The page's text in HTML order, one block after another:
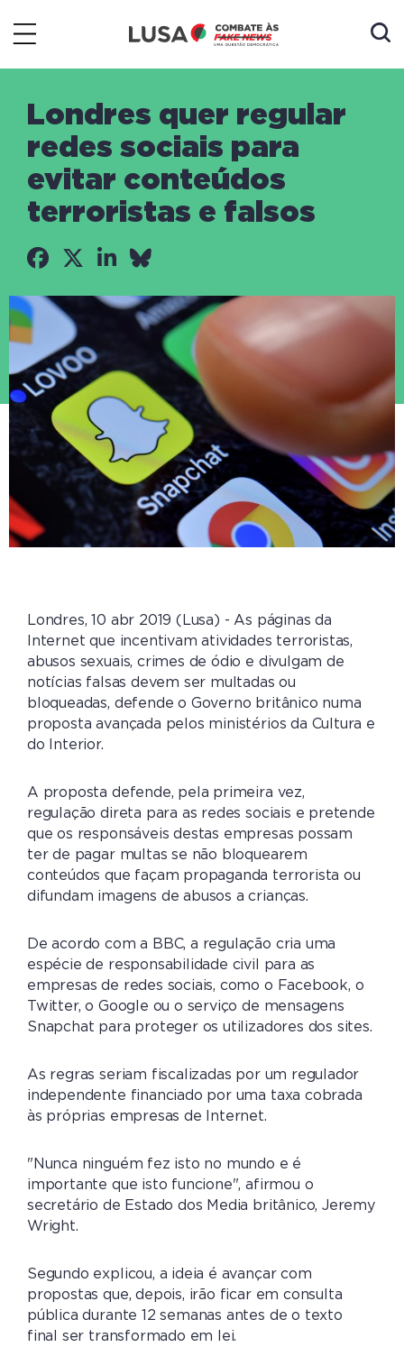
Londres quer regular
redes sociais para
evitar conteúdos
terroristas e falsos
Londres, 10 abr 2019 (Lusa) - As páginas da
Internet que incentivam atividades terroristas,
abusos sexuais, crimes de ódio e divulgam de
notícias falsas devem ser multadas ou
bloqueadas, defende o Governo britânico numa
proposta avançada pelos ministérios da Cultura e
do Interior.
A proposta defende, pela primeira vez,
regulação direta para as redes sociais e pretende
que os responsáveis destas empresas possam
ter de pagar multas se não bloquearem
conteúdos que façam propaganda terrorista ou
difundam imagens de abusos a crianças.
De acordo com a BBC, a regulação cria uma
espécie de responsabilidade civil para as
empresas de redes sociais, como o Facebook, o
Twitter, o Google ou o serviço de mensagens
Snapchat para proteger os utilizadores dos sites.
As regras seriam fiscalizadas por um regulador
independente financiado por uma taxa cobrada
às próprias empresas de Internet.
"Nunca ninguém fez isto no mundo e é
importante que isto funcione", afirmou o
secretário de Estado dos Media britânico, Jeremy
Wright.
Segundo explicou, a ideia é avançar com
propostas que, depois, irão ficar em consulta
pública durante 12 semanas antes de o texto
final ser transformado em lei.